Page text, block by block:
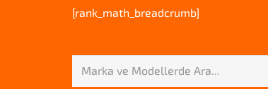
[rank_math_breadcrumb]